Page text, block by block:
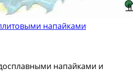
напайками
напайками и